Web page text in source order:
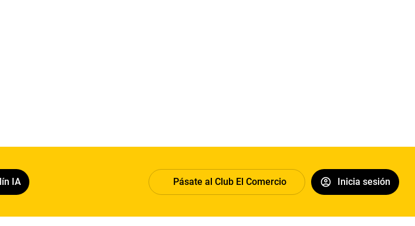
IA Pásate al Club El Comercio Inicia sesión